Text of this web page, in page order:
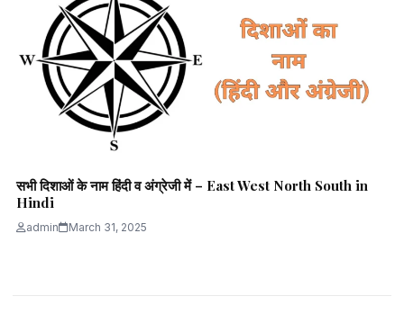
सभी दिशाओं के नाम हिंदी व अंग्रेजी में – East West North South in
Hindi
admin March 31, 2025